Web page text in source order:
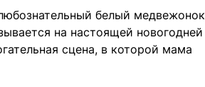
белый медвежонок
на настоящей новогодней
сцена, в которой мама